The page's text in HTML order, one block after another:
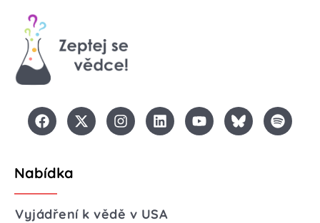
Nabídka
Vyjádření k vědě v USA